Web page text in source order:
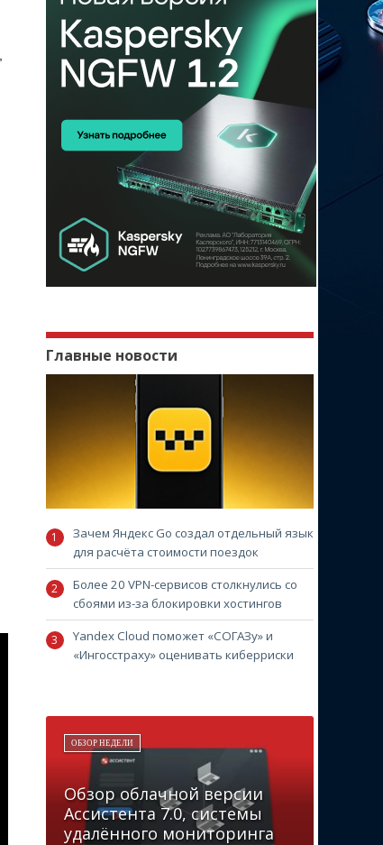
Главные новости
Зачем Яндекс Go создал отдельный язык
для расчёта стоимости поездок
Более 20 VPN-сервисов столкнулись со
сбоями из-за блокировки хостингов
Yandex Cloud поможет «СОГАЗу» и
«Ингосстраху» оценивать киберриски
ОБЗОР НЕДЕЛИ
Обзор облачной версии
Ассистента 7.0, системы
удалённого мониторинга